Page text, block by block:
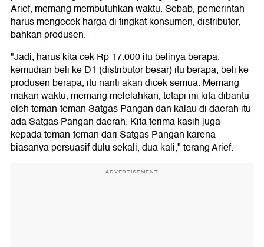
Arief, memang membutuhkan waktu. Sebab, pemerintah
harus mengecek harga di tingkat konsumen, distributor,
bahkan produsen.
"Jadi, harus kita cek Rp 17.000 itu belinya berapa,
kemudian beli ke D1 (distributor besar) itu berapa, beli ke
produsen berapa, itu nanti akan dicek semua. Memang
makan waktu, memang melelahkan, tetapi ini kita dibantu
oleh teman-teman Satgas Pangan dan kalau di daerah itu
ada Satgas Pangan daerah. Kita terima kasih juga
kepada teman-teman dari Satgas Pangan karena
biasanya persuasif dulu sekali, dua kali," terang Arief.
ADVERTISEMENT